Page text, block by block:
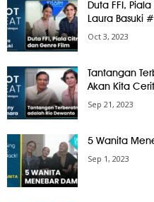
Duta FFI,
Laura Basuki
Oct 3, 2023
Tantangan
Akan Kita
Sep 21, 2023
5 Wanita
Sep 1, 2023